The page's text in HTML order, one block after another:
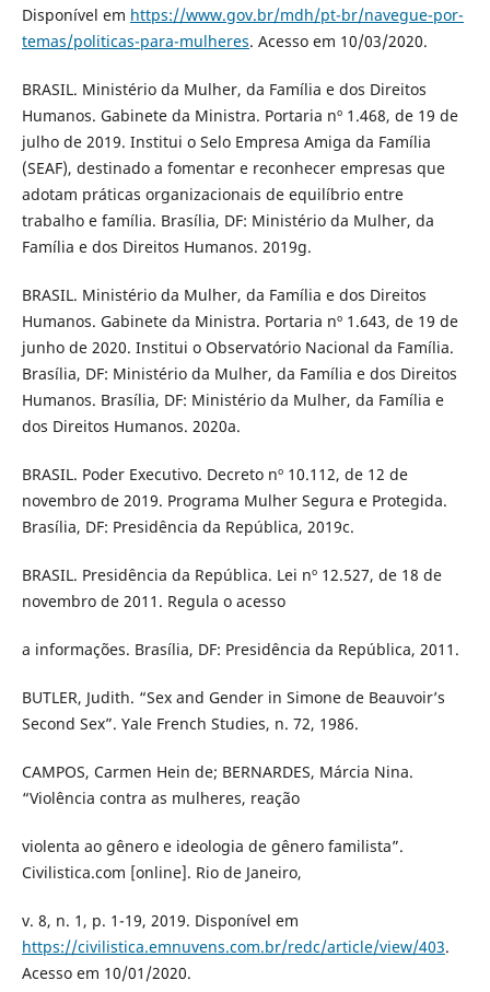
Disponível em https://www.gov.br/mdh/pt-br/navegue-por-
temas/politicas-para-mulheres. Acesso em 10/03/2020.
BRASIL. Ministério da Mulher, da Família e dos Direitos
Humanos. Gabinete da Ministra. Portaria nº 1.468, de 19 de
julho de 2019. Institui o Selo Empresa Amiga da Família
(SEAF), destinado a fomentar e reconhecer empresas que
adotam práticas organizacionais de equilíbrio entre
trabalho e família. Brasília, DF: Ministério da Mulher, da
Família e dos Direitos Humanos. 2019g.
BRASIL. Ministério da Mulher, da Família e dos Direitos
Humanos. Gabinete da Ministra. Portaria nº 1.643, de 19 de
junho de 2020. Institui o Observatório Nacional da Família.
Brasília, DF: Ministério da Mulher, da Família e dos Direitos
Humanos. Brasília, DF: Ministério da Mulher, da Família e
dos Direitos Humanos. 2020a.
BRASIL. Poder Executivo. Decreto nº 10.112, de 12 de
novembro de 2019. Programa Mulher Segura e Protegida.
Brasília, DF: Presidência da República, 2019c.
BRASIL. Presidência da República. Lei nº 12.527, de 18 de
novembro de 2011. Regula o acesso
a informações. Brasília, DF: Presidência da República, 2011.
BUTLER, Judith. “Sex and Gender in Simone de Beauvoir’s
Second Sex”. Yale French Studies, n. 72, 1986.
CAMPOS, Carmen Hein de; BERNARDES, Márcia Nina.
“Violência contra as mulheres, reação
violenta ao gênero e ideologia de gênero familista”.
Civilistica.com [online]. Rio de Janeiro,
v. 8, n. 1, p. 1-19, 2019. Disponível em
https://civilistica.emnuvens.com.br/redc/article/view/403.
Acesso em 10/01/2020.